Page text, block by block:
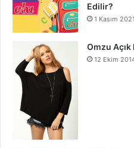
Edilir?
1 Kasım 2021
Omzu
12 Ekim